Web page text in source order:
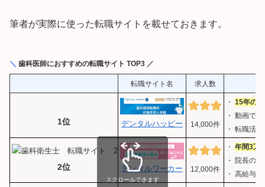
筆者が実際に使った転職サイトを載せておきます。
＼ 歯科医師におすすめの転職サイト TOP3 ／
転職サイト名 求人数
1位 デンタルハッピー 14,000件
・ 15年の
・ 動画で
・ 転職活
2位 デンタルワーカー 12,000件
・ 年間3万
・ 院長の
・ 高給与
スクロールできます